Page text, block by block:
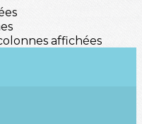
affichées